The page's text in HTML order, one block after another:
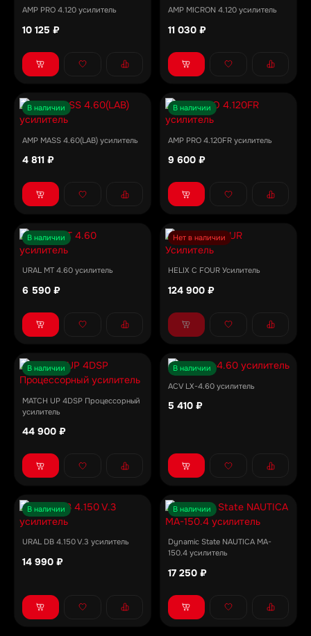
AMP PRO 4.120 усилитель
10 125 ₽
AMP MICRON 4.120 усилитель
11 030 ₽
В наличии
AMP MASS 4.60(LAB) усилитель
4 811 ₽
В наличии
AMP PRO 4.120FR усилитель
9 600 ₽
В наличии
URAL MT 4.60 усилитель
6 590 ₽
Нет в наличии
HELIX C FOUR Усилитель
124 900 ₽
В наличии
MATCH UP 4DSP Процессорный
усилитель
44 900 ₽
В наличии
ACV LX-4.60 усилитель
5 410 ₽
В наличии
URAL DB 4.150 V.3 усилитель
14 990 ₽
В наличии
Dynamic State NAUTICA MA-
150.4 усилитель
17 250 ₽